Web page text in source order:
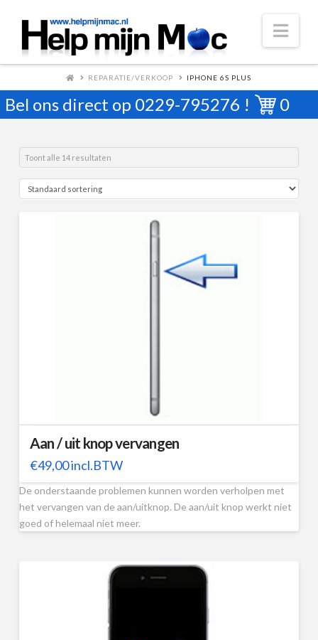
REPARATIE/VERKOOP IPHONE 6S PLUS
Bel ons direct op 0229-795276 ! 0
Toont alle 14 resultaten
Aan / uit knop vervangen
€49,00incl.BTW
De onderstaande problemen kunnen worden verholpen met
het vervangen van de aan/uitknop. De aan/uit knop werkt niet
goed of helemaal niet meer.